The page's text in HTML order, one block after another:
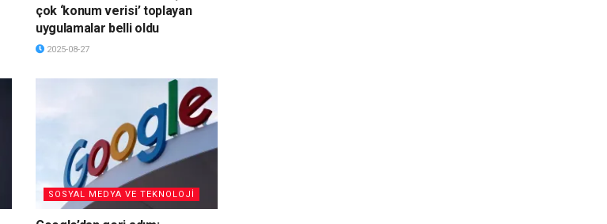
çok ‘konum verisi’ toplayan
uygulamalar belli oldu
2025-08-27
SOSYAL MEDYA VE TEKNOLOJİ